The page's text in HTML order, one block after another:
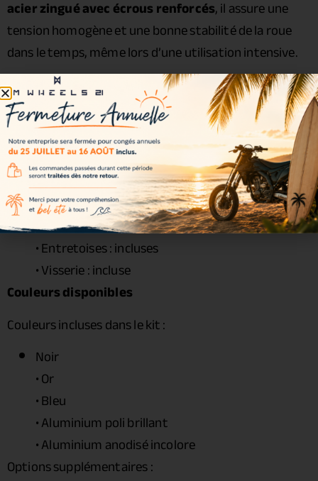
acier zingué avec écrous renforcés, il assure une
tension homogène et une bonne stabilité de la roue
dans le temps, même lors d’une utilisation intensive.
Caractéristiques
Cercle :Excel Signature 4.25 x 17
• Moyeu :Haan Wheels
• Rayons : acier zingué
• Écrous : acier renforcé
• Roulements : inclus
• Joints spy : inclus
• Entretoises : incluses
• Visserie : incluse
Couleurs disponibles
Couleurs incluses dans le kit :
Noir
• Or
• Bleu
• Aluminium poli brillant
• Aluminium anodisé incolore
Options supplémentaires :